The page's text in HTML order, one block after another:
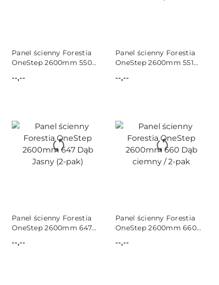
Panel ścienny Forestia
OneStep 2600mm 550
Cena:
--,--
Panel ścienny Forestia
OneStep 2600mm 551
Cena:
--,--
Panel ścienny Forestia
OneStep 2600mm 647
Cena:
--,--
Panel ścienny Forestia
OneStep 2600mm 660
Cena:
--,--